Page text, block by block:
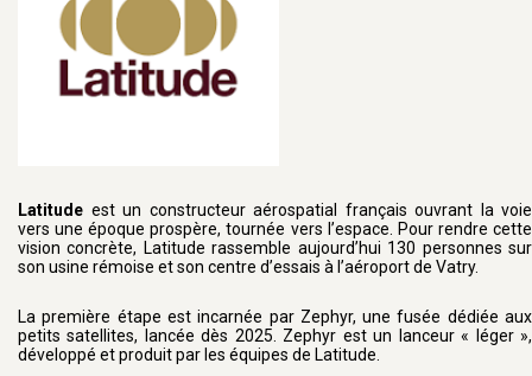
Latitude est un constructeur aérospatial français ouvrant la voie
vers une époque prospère, tournée vers l’espace. Pour rendre cette
vision concrète, Latitude rassemble aujourd’hui 130 personnes sur
son usine rémoise et son centre d’essais à l’aéroport de Vatry.
La première étape est incarnée par Zephyr, une fusée dédiée aux
petits satellites, lancée dès 2025. Zephyr est un lanceur « léger »,
développé et produit par les équipes de Latitude.